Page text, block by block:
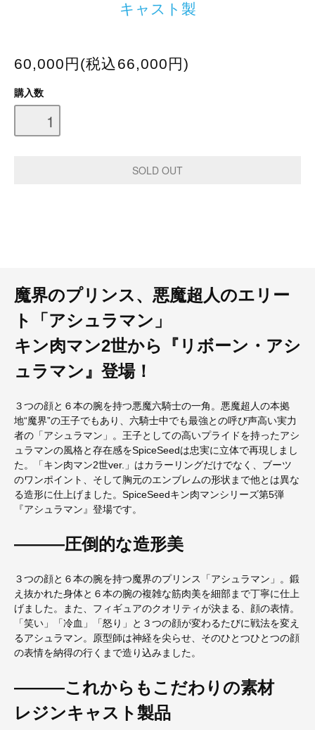
キャスト製
60,000円(税込66,000円)
購入数
魔界のプリンス、悪魔超人のエリー
ト「アシュラマン」
キン肉マン2世から『リボーン・アシ
ュラマン』登場！
３つの顔と６本の腕を持つ悪魔六騎士の一角。悪魔超人の本拠
地“魔界”の王子でもあり、六騎士中でも最強との呼び声高い実力
者の「アシュラマン」。王子としての高いプライドを持ったアシ
ュラマンの風格と存在感をSpiceSeedは忠実に立体で再現しまし
た。「キン肉マン2世ver.」はカラーリングだけでなく、ブーツ
のワンポイント、そして胸元のエンブレムの形状まで他とは異な
る造形に仕上げました。SpiceSeedキン肉マンシリーズ第5弾
『アシュラマン』登場です。
―――圧倒的な造形美
３つの顔と６本の腕を持つ魔界のプリンス「アシュラマン」。鍛
え抜かれた身体と６本の腕の複雑な筋肉美を細部まで丁寧に仕上
げました。また、フィギュアのクオリティが決まる、顔の表情。
「笑い」「冷血」「怒り」と３つの顔が変わるたびに戦法を変え
るアシュラマン。原型師は神経を尖らせ、そのひとつひとつの顔
の表情を納得の行くまで造り込みました。
―――これからもこだわりの素材
レジンキャスト製品